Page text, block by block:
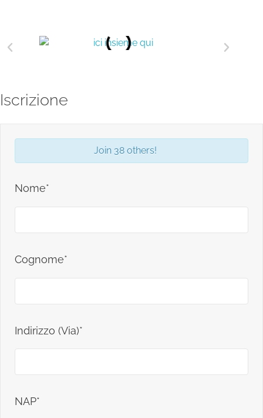
Iscrizione
Join 38 others!
Nome*
Cognome*
Indirizzo (Via)*
NAP*